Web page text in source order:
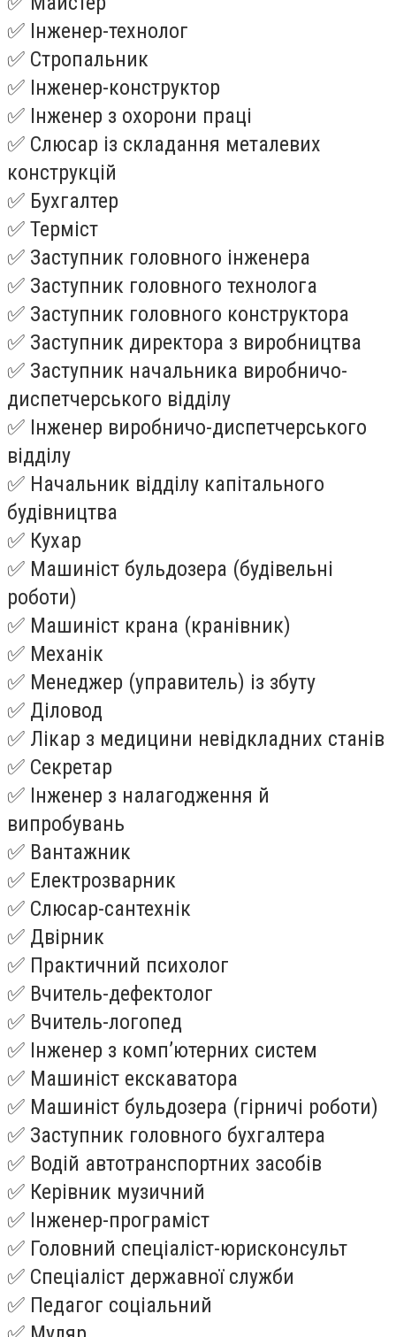
✅ Інженер-технолог
✅ Стропальник
✅ Інженер-конструктор
✅ Інженер з охорони праці
✅ Слюсар із складання металевих
конструкцій
✅ Бухгалтер
✅ Терміст
✅ Заступник головного інженера
✅ Заступник головного технолога
✅ Заступник головного конструктора
✅ Заступник директора з виробництва
✅ Заступник начальника виробничо-
диспетчерського відділу
✅ Інженер виробничо-диспетчерського
відділу
✅ Начальник відділу капітального
будівництва
✅ Кухар
✅ Машиніст бульдозера (будівельні
роботи)
✅ Машиніст крана (кранівник)
✅ Механік
✅ Менеджер (управитель) із збуту
✅ Діловод
✅ Лікар з медицини невідкладних станів
✅ Секретар
✅ Інженер з налагодження й
випробувань
✅ Вантажник
✅ Електрозварник
✅ Слюсар-сантехнік
✅ Двірник
✅ Практичний психолог
✅ Вчитель-дефектолог
✅ Вчитель-логопед
✅ Інженер з комп’ютерних систем
✅ Машиніст екскаватора
✅ Машиніст бульдозера (гірничі роботи)
✅ Заступник головного бухгалтера
✅ Водій автотранспортних засобів
✅ Керівник музичний
✅ Інженер-програміст
✅ Головний спеціаліст-юрисконсульт
✅ Спеціаліст державної служби
✅ Педагог соціальний